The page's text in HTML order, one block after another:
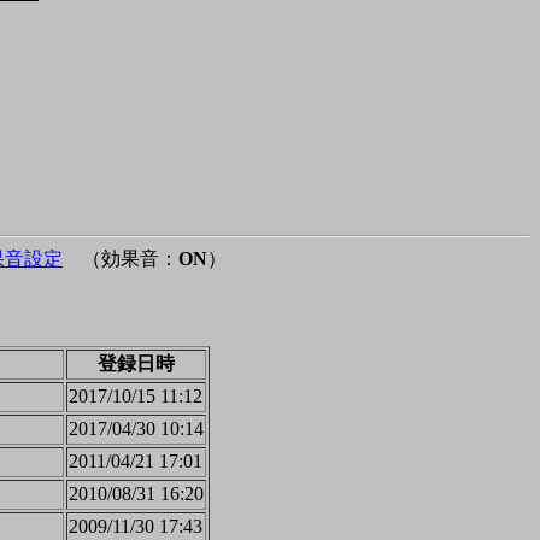
設定 （効果音： ON）
登録日時
2017/10/15 11:12
2017/04/30 10:14
2011/04/21 17:01
2010/08/31 16:20
2009/11/30 17:43